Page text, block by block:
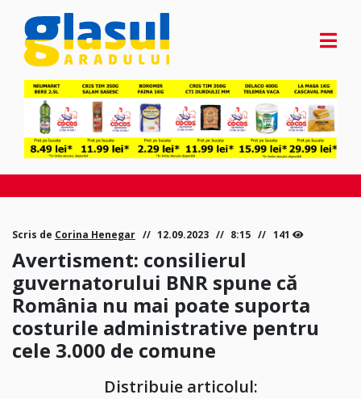
Scris de Corina Henegar 12.09.2023 8:15 141
Avertisment: consilierul
guvernatorului BNR spune că
România nu mai poate suporta
costurile administrative pentru
cele 3.000 de comune
Distribuie articolul: